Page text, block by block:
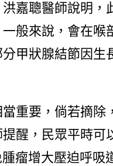
嘉聰醫師說明
般來說，會在
甲狀腺結節因
要，倘若摘除
醒，民眾平時
瘤增大壓迫呼吸